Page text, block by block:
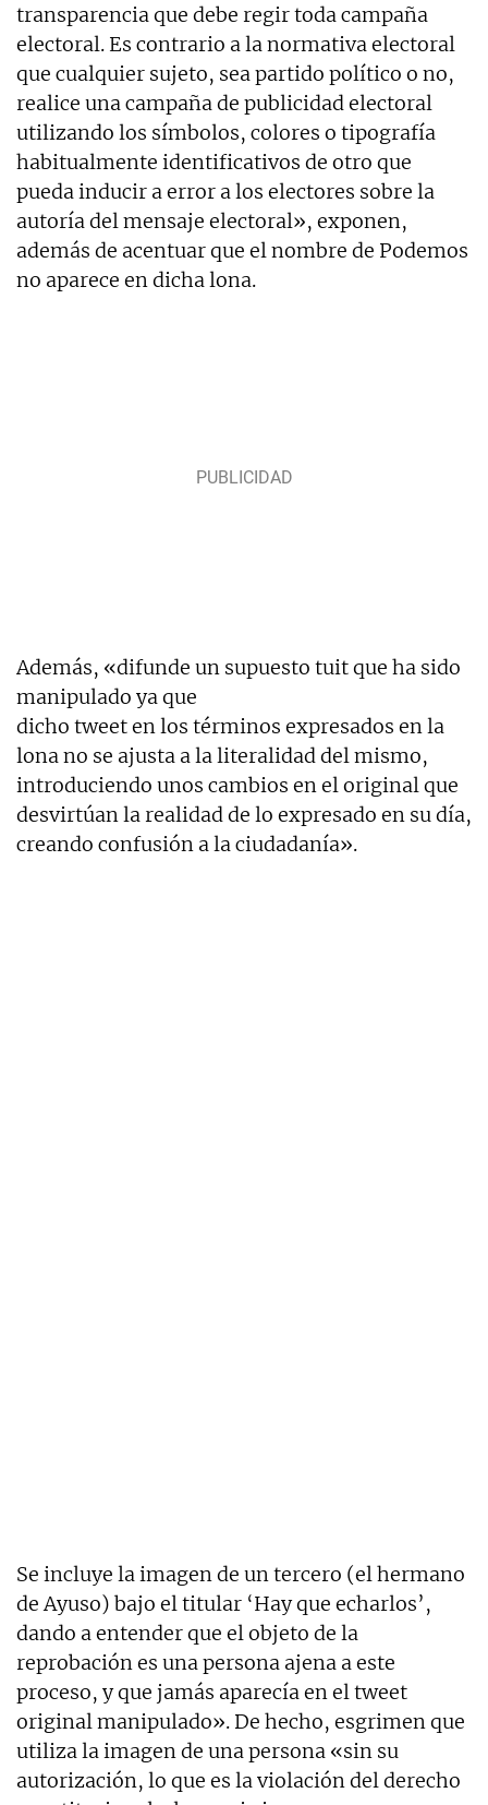
transparencia que debe regir toda campaña
electoral. Es contrario a la normativa electoral
que cualquier sujeto, sea partido político o no,
realice una campaña de publicidad electoral
utilizando los símbolos, colores o tipografía
habitualmente identificativos de otro que
pueda inducir a error a los electores sobre la
autoría del mensaje electoral», exponen,
además de acentuar que el nombre de Podemos
no aparece en dicha lona.
Además, «difunde un supuesto tuit que ha sido
manipulado ya que
dicho tweet en los términos expresados en la
lona no se ajusta a la literalidad del mismo,
introduciendo unos cambios en el original que
desvirtúan la realidad de lo expresado en su día,
creando confusión a la ciudadanía».
Se incluye la imagen de un tercero (el hermano
de Ayuso) bajo el titular ‘Hay que echarlos’,
dando a entender que el objeto de la
reprobación es una persona ajena a este
proceso, y que jamás aparecía en el tweet
original manipulado». De hecho, esgrimen que
utiliza la imagen de una persona «sin su
autorización, lo que es la violación del derecho